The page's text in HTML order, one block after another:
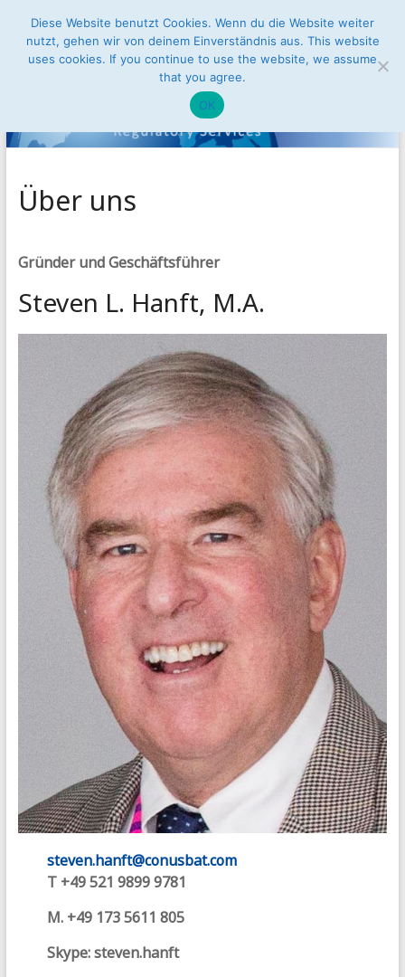
Zum
Inhalt
springen
Conusbat
Regulatory
Zugang
Binnenmarkt
der
Union
Menü
Über uns
Gründer und Geschäftsführer
Steven L. Hanft, M.A.
steven.hanft@conusbat.com
T +49521 9899 9781
M. +49 173 5611 805
Skype: steven.hanft
Diese Website benutzt Cookies. Wenn du die Website weiter
nutzt, gehen wir von deinem Einverständnis aus. This website
uses cookies. If you continue to use the website, we assume
that you agree.
OK